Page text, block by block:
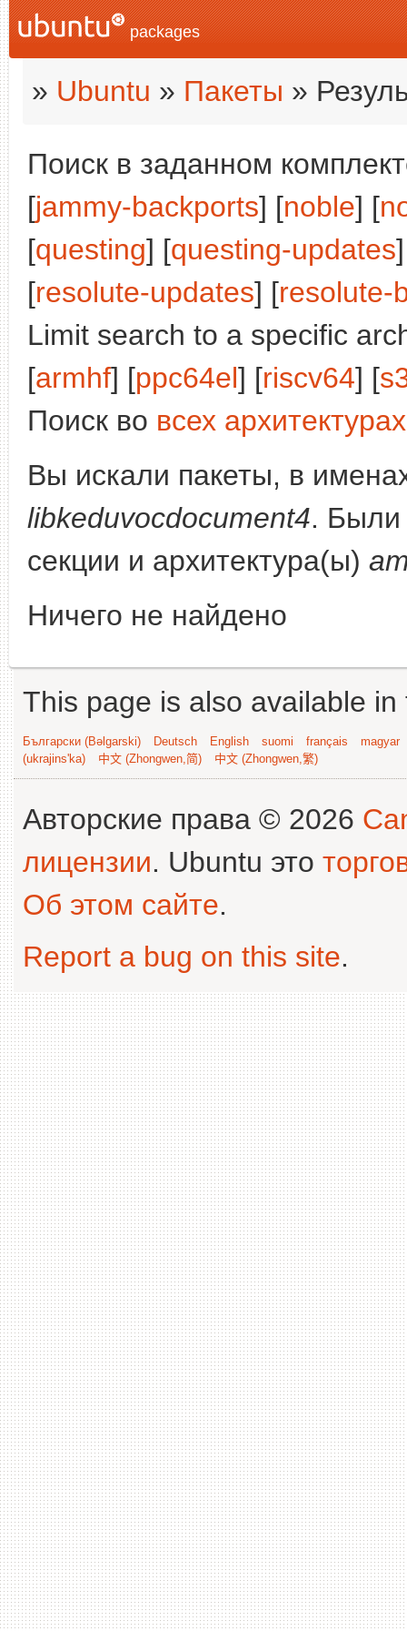
packages
» Ubuntu » Пакеты »
Поиск в заданном
[jammy-backports] [noble] [
[questing] [questing-updates
[resolute-updates] [resolute-
Limit search to a specific
[armhf] [ppc64el] [riscv64] [
Поиск во всех архитектурах
Вы искали пакеты, в
libkeduvocdocument4. Были
секции и архитектура(ы)
Ничего не найдено
This page is also available
Български (Bəlgarski) Deutsch English suomi français
magyar
(ukrajins'ka)
中文 (Zhongwen,简) 中文 (Zhongwen,繁)
Авторские права © 2026
лицензии. Ubuntu это
Об этом сайте.
Report a bug on this site.